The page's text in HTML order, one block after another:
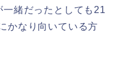
緒だったとしても21
かなり向いている方